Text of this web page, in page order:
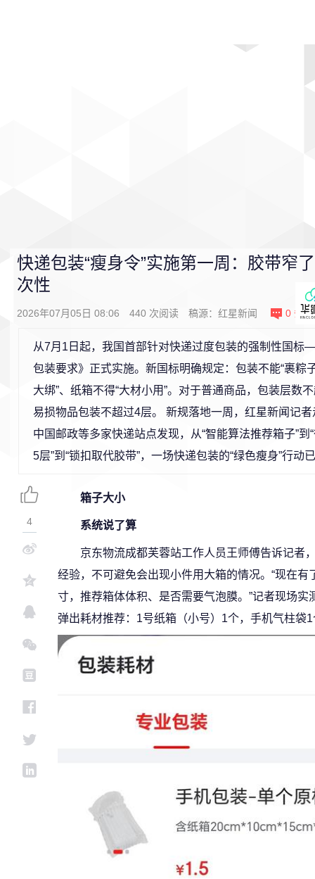
快递包装“瘦身令”实施第一周：胶带窄
次性
2026年07月05日 08:06 440 次阅读 稿源： 红星新闻 0 条
从7月1日起，我国首部针对快递过度包装的强制性国
包装要求》正式实施。新国标明确规定：包装不能“裹粽
大绑”、纸箱不得“大材小用”。对于普通商品，包装层数
易损物品包装不超过4层。 新规落地一周，红星新闻记
中国邮政等多家快递站点发现，从“智能算法推荐箱子”到
5层”到“锁扣取代胶带”，一场快递包装的“绿色瘦身”行动
箱子大小
系统说了算
京东物流成都芙蓉站工作人员王师傅告诉记者
经验，不可避免会出现小件用大箱的情况。“现在
寸，推荐箱体体积、是否需要气泡膜。”记者现场实
弹出耗材推荐：1号纸箱（小号）1个，手机气柱袋
4